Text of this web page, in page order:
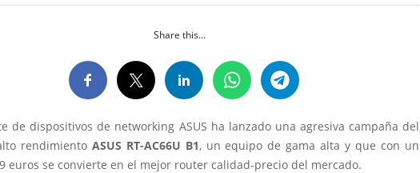
Share this...
de dispositivos de networking ASUS ha lanzado una agresiva campaña del
rendimiento ASUS RT-AC66U B1, un equipo de gama alta y que con un
euros se convierte en el mejor router calidad-precio del mercado.